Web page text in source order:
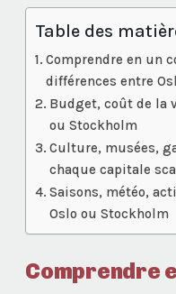
Table des
Comprendre en un
différences entre
Budget, coût de la
ou Stockholm
Culture, musées,
chaque capitale
Saisons, météo,
Oslo ou Stockholm
Comprendre